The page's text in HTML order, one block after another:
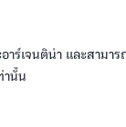
ร์เจนติน่า และสามา
านั้น